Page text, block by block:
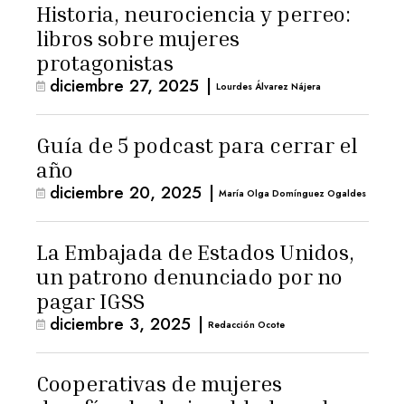
Historia, neurociencia y perreo:
libros sobre mujeres
protagonistas
diciembre 27, 2025 | Lourdes Álvarez Nájera
Guía de 5 podcast para cerrar el
año
diciembre 20, 2025 | María Olga Domínguez Ogaldes
La Embajada de Estados Unidos,
un patrono denunciado por no
pagar IGSS
diciembre 3, 2025 | Redacción Ocote
Cooperativas de mujeres